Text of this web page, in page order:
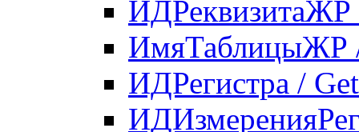
ИДРеквизитаЖР
ИмяТаблицыЖР /
ИДРегистра /